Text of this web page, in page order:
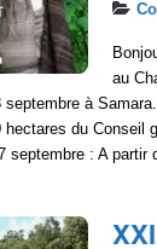
au
à
du Conseil
septembre : A partir